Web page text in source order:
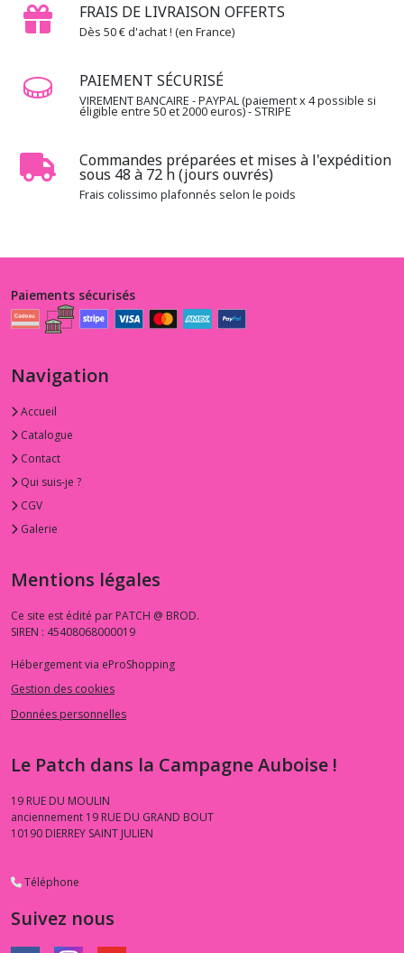
FRAIS DE LIVRAISON OFFERTS
Dès 50 € d'achat ! (en France)
PAIEMENT SÉCURISÉ
VIREMENT BANCAIRE - PAYPAL (paiement x 4 possible si
éligible entre 50 et 2000 euros) - STRIPE
Commandes préparées et mises à l'expédition
sous 48 à 72 h (jours ouvrés)
Frais colissimo plafonnés selon le poids
-
Graydations
1.3.KA
Kaleidoscope
-
-
Marble
CM1087
-
-
Pitch
Perfect
-
STEM
(3)
1.3.VS
-
-
Sewing
(7)
les
résultats
Paiements sécurisés
Navigation
Accueil
Catalogue
Contact
Qui suis-je ?
CGV
Galerie
Mentions légales
Ce site est édité par PATCH @ BROD.
SIREN : 45408068000019
Hébergement via eProShopping
Gestion des cookies
Données personnelles
Le Patch dans la Campagne Auboise !
19 RUE DU MOULIN
anciennement 19 RUE DU GRAND BOUT
10190 DIERREY SAINT JULIEN
Téléphone
Suivez nous